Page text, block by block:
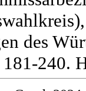
des
240.